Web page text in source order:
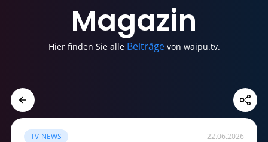
Angebote
Streaming-Partner
Geräte
Registrieren
Magazin
Hier finden Sie alle Beiträgevon waipu.tv.
TV-NEWS 22.06.2026